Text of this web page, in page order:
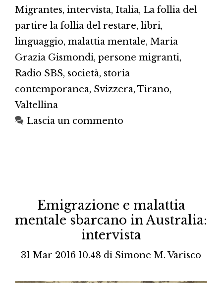
Migrantes, intervista, Italia, La follia del
partire la follia del restare, libri,
linguaggio, malattia mentale, Maria
Grazia Gismondi, persone migranti,
Radio SBS, società, storia
contemporanea, Svizzera, Tirano,
Valtellina
Lascia un commento
Emigrazione e malattia
mentale sbarcano in Australia:
intervista
31 Mar 2016 10.48 di Simone M. Varisco